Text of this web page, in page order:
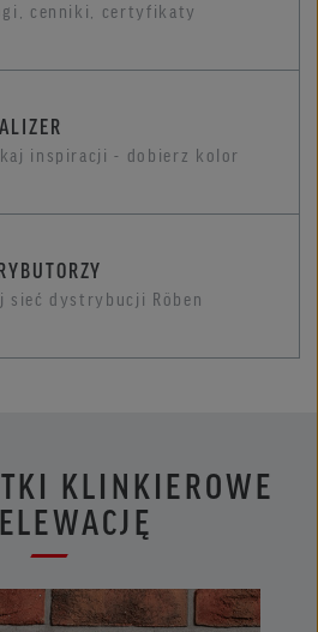
cenniki, certyfikaty
inspiracji - dobierz kolor
sieć dystrybucji Röben
KLINKIEROWE